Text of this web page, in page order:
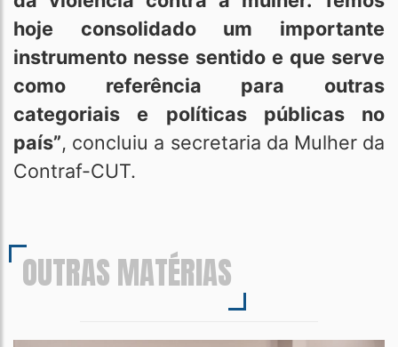
hoje consolidado um importante
instrumento nesse sentido e que serve
como referência para outras
categoriais e políticas públicas no
país”, concluiu a secretaria da Mulher da
Contraf-CUT.
OUTRAS MATÉRIAS